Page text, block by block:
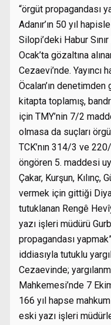
“örgüt propagandası
Adanır’ın 50 yıl
Silopi’deki Habur
Ocak’ta gözaltına
Cezaevi’nde.
Öcalan’ın
kitapta toplamış,
için TMY’nin 7/2
olmasa da suçları
TCK’nın 314/3 ve
öngören 5. maddesi
Çakar, Kurşun,
vermek için gittiği
tutuklanan Rengê
yazı işleri müdürü
propagandası
iddiasıyla tutuklu
Cezaevinde;
Mahkemesi’nde 7
166 yıl hapse
eski yazı işleri